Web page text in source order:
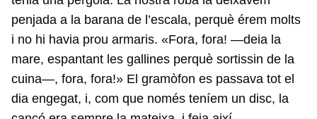
penjada a la barana de l’escala, perquè érem molts
i no hi havia prou armaris. «Fora, fora! —deia la
mare, espantant les gallines perquè sortissin de la
cuina—, fora, fora!» El gramòfon es passava tot el
dia engegat, i, com que només teníem un disc, la